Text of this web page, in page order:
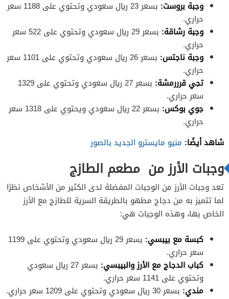
وجبة بروست:
بسعر 23 ريال سعودي وتحتوي على 1188 سعر
حراري.
وجبة رشاقة:
بسعر 29 ريال سعودي وتحتوي على 522 سعر
حراري.
وجبة ناجتس:
بسعر 26 ريال سعودي وتحتوي على 1101 سعر
حراري.
تجي قرررمشة:
بسعر 27 ريال سعودي وتحتوي على 1329
سعر حراري.
جوي بوكس:
بسعر 22 ريال سعودي ويحتوي على 1318 سعر
حراري.
شاهد أيضًا: منيو مايسترو الجديد بالصور
وجبات الأرز من مطعم الطازج
تعد وجبات الأرز من الوجبات المفضلة لدى الكثير من الأشخاص نظرًا
لما تتميز به من دجاج مطهو بالطريقة السرية للطازج مع الأرز
الخاص بها، وهذه الوجبات هي:
كبسة مع بيبسي:
بسعر 29 ريال سعودي وتحتوي على 1199
سعر حراري.
كباب الدجاج مع الأرز والبيبسي:
بسعر 27 ريال سعودي
وتحتوي على 1141 سعر حراري.
مندي: بسعر 30 ريال سعودي وتحتوي على 1209 سعر حراري.